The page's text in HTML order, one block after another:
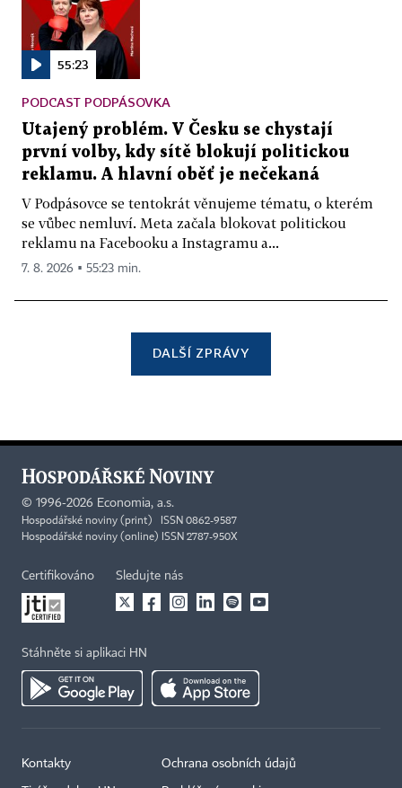
55:23
PODCAST PODPÁSOVKA
Utajený problém. V Česku se chystají
první volby, kdy sítě blokují politickou
reklamu. A hlavní oběť je nečekaná
V Podpásovce se tentokrát věnujeme tématu, o kterém
se vůbec nemluví. Meta začala blokovat politickou
reklamu na Facebooku a Instagramu a...
7. 8. 2026 ▪ 55:23 min.
DALŠÍ ZPRÁVY
© 1996-2026 Economia, a.s.
Hospodářské noviny (print) ISSN 0862-9587
Hospodářské noviny (online) ISSN 2787-950X
Certifikováno Sledujte nás
Stáhněte si aplikaci HN
Kontakty Ochrana osobních údajů